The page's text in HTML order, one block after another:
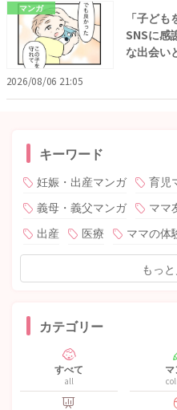
マンガ
「子ど
SNSに感
な出会い
2026/08/06 21:05
キーワード
妊娠・出産マンガ 育児
義母・義父マンガ
ママ
出産
医療 ママの体
もっ
カテゴリー
すべて
all